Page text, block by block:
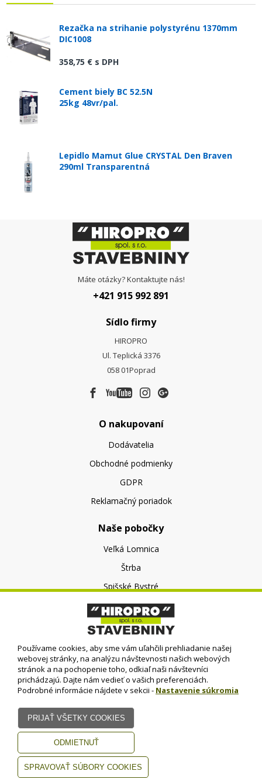
Rezačka na strihanie polystyrénu 1370mm
DIC1008
358,75 € s DPH
Cement biely BC 52.5N
25kg 48vr/pal.
Lepidlo Mamut Glue CRYSTAL Den Braven
290ml Transparentná
Máte otázky? Kontaktujte nás!
+421 915 992 891
Sídlo firmy
HIROPRO
Ul. Teplická 3376
058 01Poprad
O nakupovaní
Dodávatelia
Obchodné podmienky
GDPR
Reklamačný poriadok
Naše pobočky
Veľká Lomnica
Štrba
Spišské Bystré
O nás
O spoločnosti
Kontakt
© HIROPRO, spol. s r.o.
Všetky práva vyhradené
Používame cookies, aby sme vám uľahčili prehliadanie našej
webovej stránky, na analýzu návštevnosti našich webových
stránok a na pochopenie toho, odkiaľ naši návštevníci
prichádzajú. Dajte nám vedieť o vašich preferenciách.
Podrobné informácie nájdete v sekcii - Nastavenie súkromia